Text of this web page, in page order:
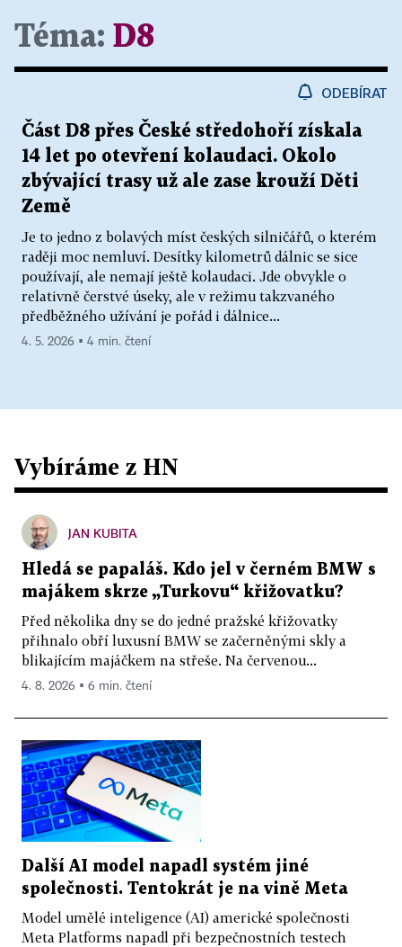
Téma: D8
ODEBÍRAT
Část D8 přes České středohoří získala
14 let po otevření kolaudaci. Okolo
zbývající trasy už ale zase krouží Děti
Země
Je to jedno z bolavých míst českých silničářů, o kterém
raději moc nemluví. Desítky kilometrů dálnic se sice
používají, ale nemají ještě kolaudaci. Jde obvykle o
relativně čerstvé úseky, ale v režimu takzvaného
předběžného užívání je pořád i dálnice...
4. 5. 2026 ▪ 4 min. čtení
Vybíráme z HN
JAN KUBITA
Hledá se papaláš. Kdo jel v černém BMW s
majákem skrze „Turkovu“ křižovatku?
Před několika dny se do jedné pražské křižovatky
přihnalo obří luxusní BMW se začerněnými skly a
blikajícím majáčkem na střeše. Na červenou...
4. 8. 2026 ▪ 6 min. čtení
Další AI model napadl systém jiné
společnosti. Tentokrát je na vině Meta
Model umělé inteligence (AI) americké společnosti
Meta Platforms napadl při bezpečnostních testech